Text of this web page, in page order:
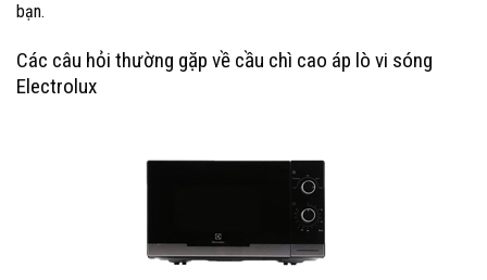
bạn.
Các câu hỏi thường gặp về cầu chì cao áp lò vi sóng
Electrolux